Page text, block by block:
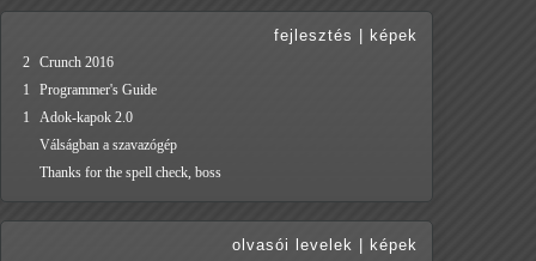
fejlesztés képek
2 Crunch 2016
1
Programmer's Guide
1
Adok-kapok 2.0
Válságban a szavazógép
Thanks for the spell check, boss
olvasói levelek képek